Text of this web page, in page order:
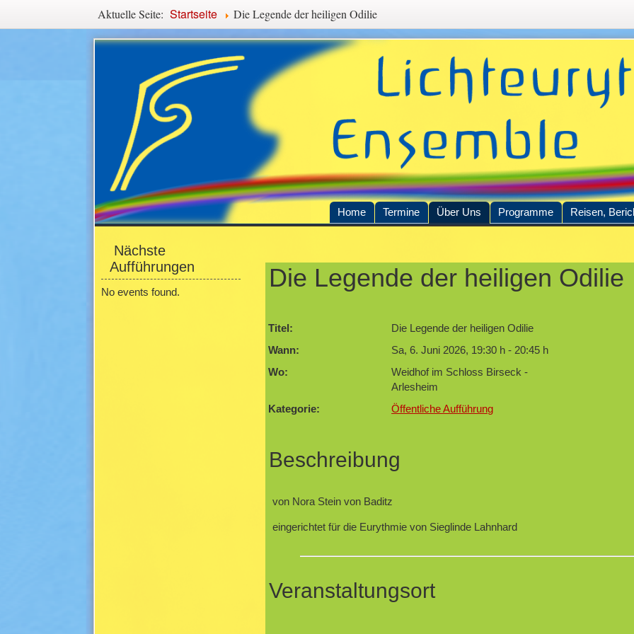
Navigationspfad
Aktuelle Seite:Startseite Die Legende der heiligen Odilie
Hauptmenü Home Termine Über Uns Programme Reisen,
Seitenmenü
Nächste
Aufführungen
No events found.
Die Legende der heiligen Odilie
Titel:
Die Legende der heiligen Odilie
Wann:
Sa, 6. Juni 2026, 19:30 h - 20:45 h
Wo:
Weidhof im Schloss Birseck -
Arlesheim
Kategorie:
Öffentliche Aufführung
Beschreibung
von Nora Stein von Baditz
eingerichtet für die Eurythmie von Sieglinde Lahnhard
Veranstaltungsort